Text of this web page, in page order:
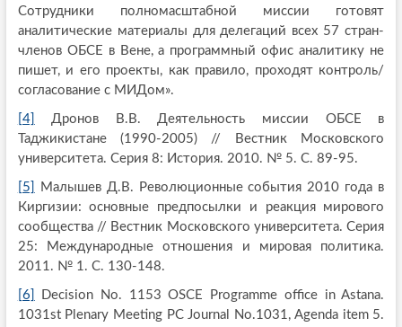
Сотрудники полномасштабной миссии готовят
аналитические материалы для делегаций всех 57 стран-
членов ОБСЕ в Вене, а программный офис аналитику не
пишет, и его проекты, как правило, проходят контроль/
согласование с МИДом».
[4]
Дронов В.В. Деятельность миссии ОБСЕ в
Таджикистане (1990-2005) // Вестник Московского
университета. Серия 8: История. 2010. № 5. С. 89-95.
[5]
Малышев Д.В. Революционные события 2010 года в
Киргизии: основные предпосылки и реакция мирового
сообщества // Вестник Московского университета. Серия
25: Международные отношения и мировая политика.
2011. № 1. С. 130-148.
[6]
Decision No. 1153 OSCE Programme office in Astana.
1031st Plenary Meeting PC Journal No.1031, Agenda item 5.